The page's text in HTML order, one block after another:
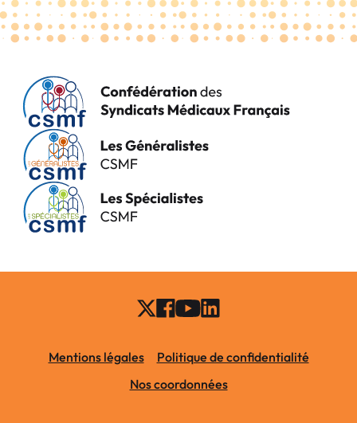
Mentions légales
Politique de confidentialité
Nos coordonnées